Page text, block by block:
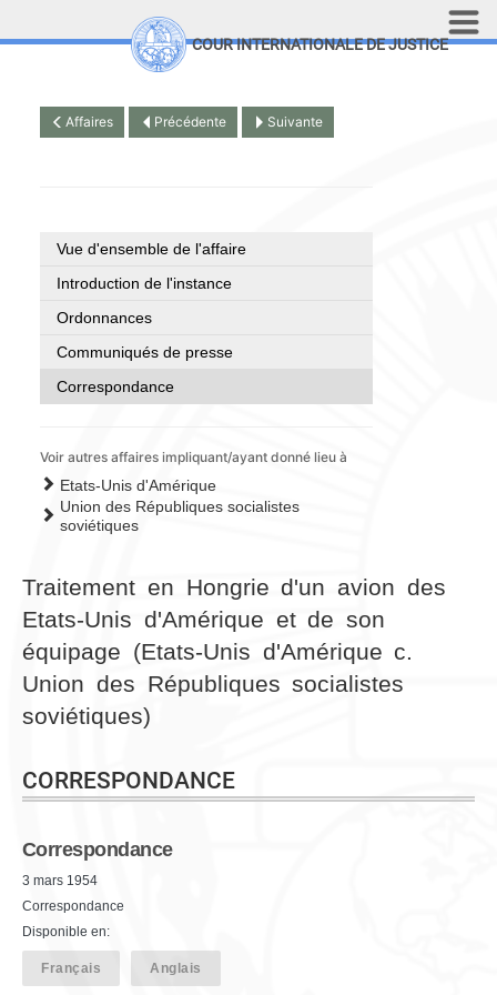
Aller au contenu principal
COUR INTERNATIONALE DE JUSTICE
Traitement en Hongrie d'un avion des
Etats-Unis d'Amérique et de son
équipage (Etats-Unis d'Amérique c.
Union des Républiques socialistes
soviétiques)
CORRESPONDANCE
Correspondance
3 mars 1954
Correspondance
Disponible en:
Français Anglais
Affaires Précédente Suivante
Vue d'ensemble de l'affaire
Introduction de l'instance
Ordonnances
Communiqués de presse
Correspondance
Voir autres affaires impliquant/ayant donné lieu à
Etats-Unis d'Amérique
Union des Républiques socialistes
soviétiques
Top Menu
Recherche sur le site